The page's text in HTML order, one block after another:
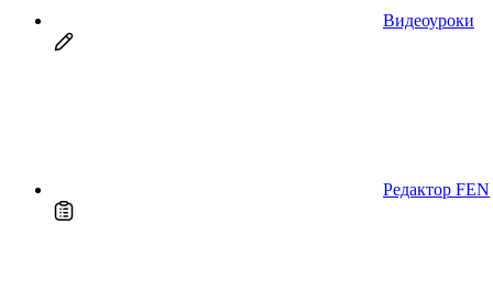
Видеоуроки
Редактор FEN